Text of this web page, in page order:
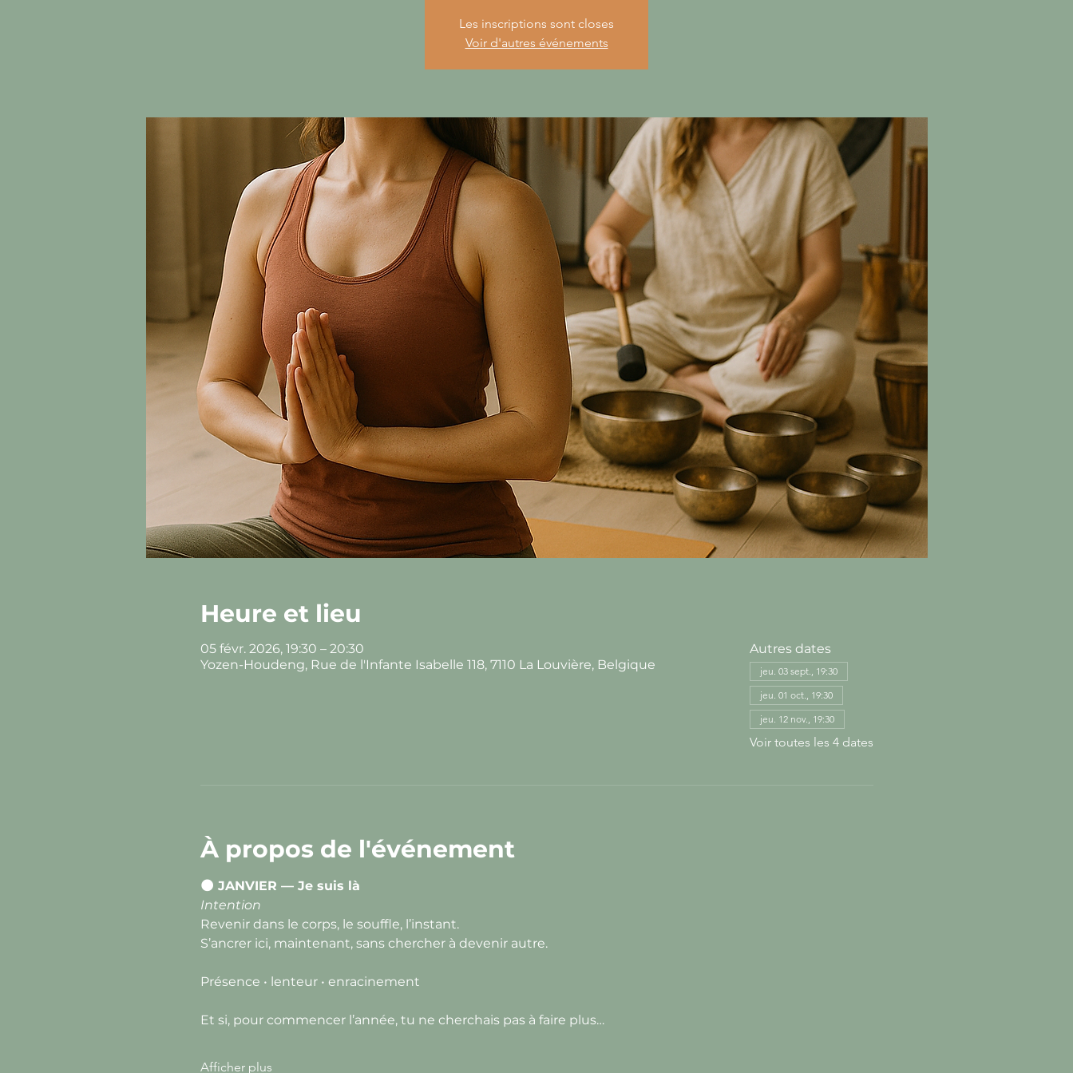
Les inscriptions sont closes
Voir d'autres événements
Heure et lieu
05 févr. 2026, 19:30 – 20:30
Yozen-Houdeng, Rue de l'Infante Isabelle 118, 7110 La Louvière, Belgique
Autres dates
jeu. 03 sept., 19:30
jeu. 01 oct., 19:30
jeu. 12 nov., 19:30
Voir toutes les 4 dates
À propos de l'événement
🌑 JANVIER — Je suis là
Intention
Revenir dans le corps, le souffle, l’instant.
S’ancrer ici, maintenant, sans chercher à devenir autre.
Présence • lenteur • enracinement
Et si, pour commencer l’année, tu ne cherchais pas à faire plus…
Afficher plus